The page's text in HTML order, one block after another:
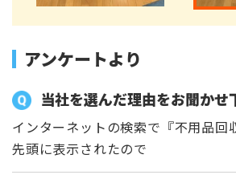
アンケートより
当社を選んだ理由をお聞かせ
インターネットの検索で『不用品回
先頭に表示されたので